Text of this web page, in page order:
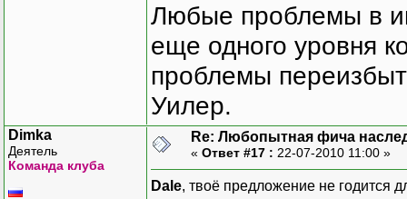
Любые проблемы в
еще одного уровня
проблемы
Уилер.
Dimka
Деятель
Команда клуба
Re: Любопытная фича
« Ответ #17 : 22-07-2010 11:00 »
Dale, твоё предложение не годится